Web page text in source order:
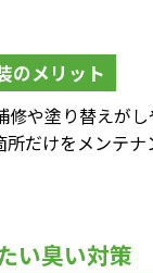
のメリット
修や塗り替えが
所だけをメンテ
い臭い対策